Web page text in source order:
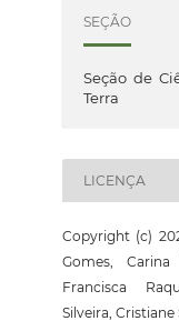
SEÇÃO
Seção de
Terra
LICENÇA
Copyright (c)
Gomes, Carina
Francisca
Silveira, Cristiane